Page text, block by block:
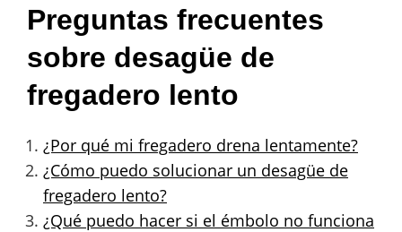
Preguntas frecuentes
sobre desagüe de
fregadero lento
¿Por qué mi fregadero drena lentamente?
¿Cómo puedo solucionar un desagüe de
fregadero lento?
¿Qué puedo hacer si el émbolo no funciona